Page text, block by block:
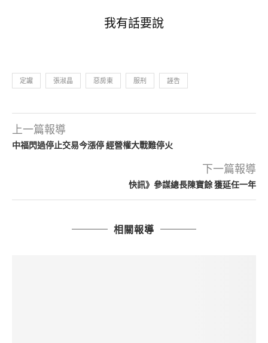
我有話要說
定讞 張淑晶 惡房東 服刑 誣告
上一篇報導
中福閃過停止交易今漲停 經營權大戰難停火
下一篇報導
快訊》參謀總長陳寶餘 獲延任一年
相關報導